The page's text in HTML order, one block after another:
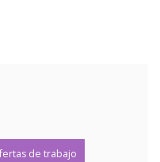
de trabajo